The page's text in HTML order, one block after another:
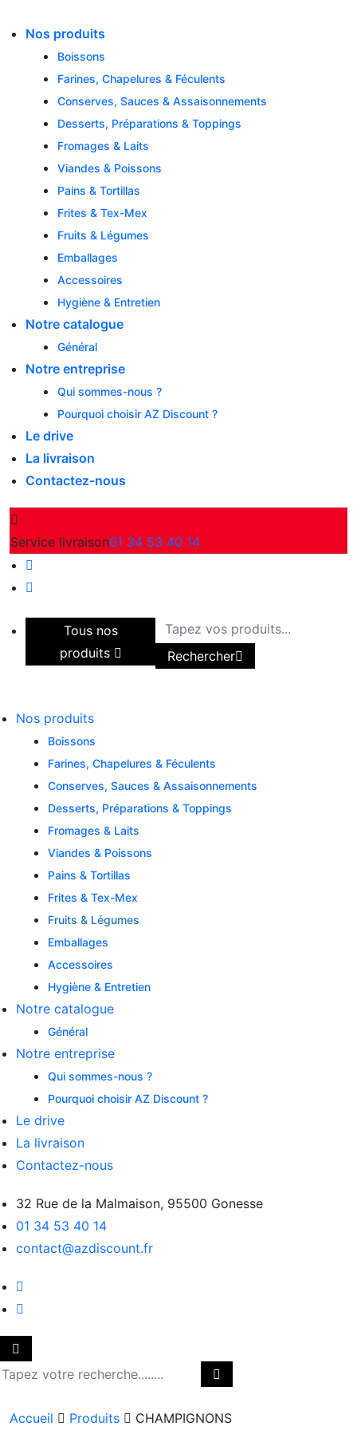
content
Nos produits
Boissons
Farines, Chapelures & Féculents
Conserves, Sauces & Assaisonnements
Desserts, Préparations & Toppings
Fromages & Laits
Viandes & Poissons
Pains & Tortillas
Frites & Tex-Mex
Fruits & Légumes
Emballages
Accessoires
Hygiène & Entretien
Notre catalogue
Général
Notre entreprise
Qui sommes-nous ?
Pourquoi choisir AZ Discount ?
Le drive
La livraison
Contactez-nous
Service livraison01 34 53 40 14
Tous nos
produits
Rechercher
Nos produits
Boissons
Farines, Chapelures & Féculents
Conserves, Sauces & Assaisonnements
Desserts, Préparations & Toppings
Fromages & Laits
Viandes & Poissons
Pains & Tortillas
Frites & Tex-Mex
Fruits & Légumes
Emballages
Accessoires
Hygiène & Entretien
Notre catalogue
Général
Notre entreprise
Qui sommes-nous ?
Pourquoi choisir AZ Discount ?
Le drive
La livraison
Contactez-nous
32 Rue de la Malmaison, 95500 Gonesse
01 34 53 40 14
contact@azdiscount.fr
Accueil Produits CHAMPIGNONS